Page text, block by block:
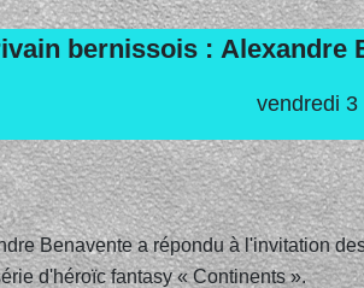
bernissois : Alexandre
vendredi 3
Benavente a répondu à l'invitation
d'héroïc fantasy « Continents ».